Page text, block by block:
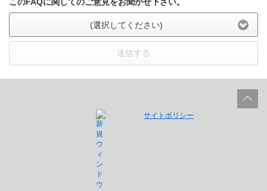
(選択してください)
送信する
サイトポリシー